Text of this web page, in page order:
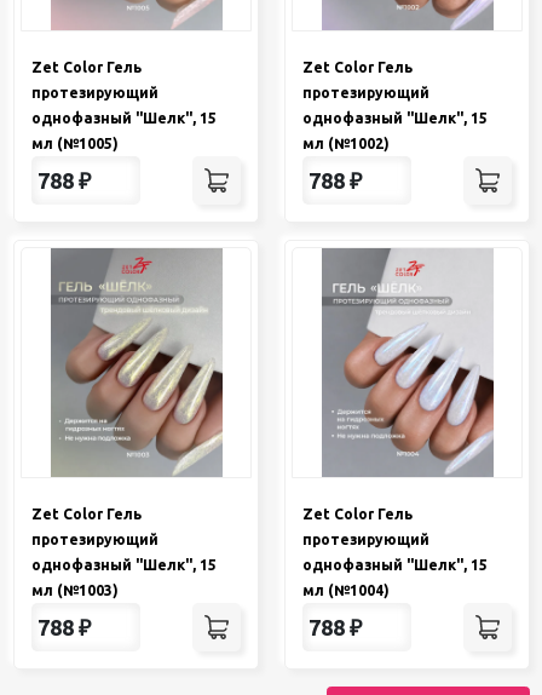
Zet Color Гель
протезирующий
однофазный "Шелк", 15
мл (№1005)
788 ₽
Zet Color Гель
протезирующий
однофазный "Шелк", 15
мл (№1002)
788 ₽
Zet Color Гель
протезирующий
однофазный "Шелк", 15
мл (№1003)
788 ₽
Zet Color Гель
протезирующий
однофазный "Шелк", 15
мл (№1004)
788 ₽